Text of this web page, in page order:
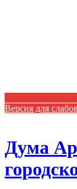
Версия для
Дума